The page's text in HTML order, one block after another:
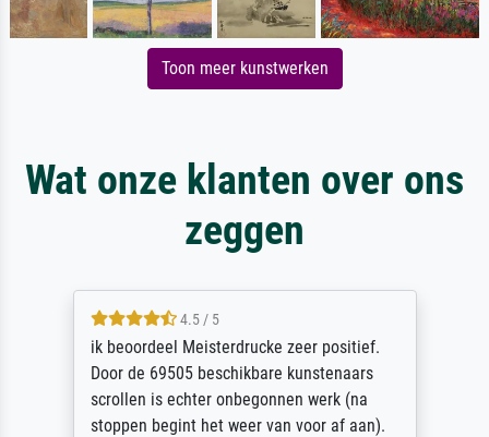
Toon meer kunstwerken
Wat onze klanten over ons
zeggen
4.5 / 5
ik beoordeel Meisterdrucke zeer positief.
Door de 69505 beschikbare kunstenaars
scrollen is echter onbegonnen werk (na
stoppen begint het weer van voor af aan).